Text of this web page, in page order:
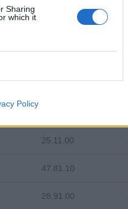
Sharing
which it
Policy
15.00.00
25.11.00
47.81.10
28.91.00